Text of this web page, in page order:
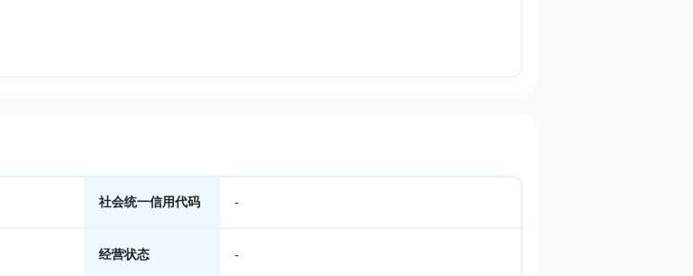
社会统一信用代码 -
经营状态 -